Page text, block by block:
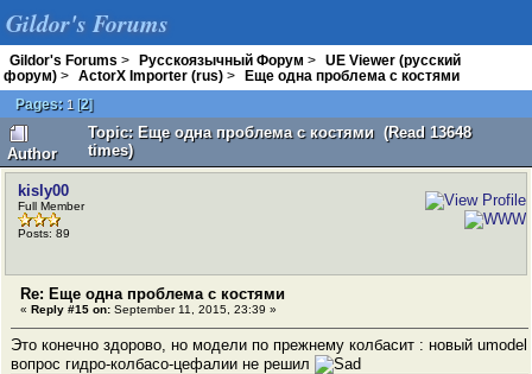
Gildor's Forums
Gildor's Forums > Русскоязычный Форум >
UE Viewer (русский
форум) > ActorX Importer (rus) >
Еще одна проблема с костями
Pages: 1 [2]
Author
Topic: Еще одна проблема с костями (Read 13648
times)
kisly00
Full Member
Posts: 89
Re: Еще одна проблема с костями
« Reply #15 on: September 11, 2015, 23:39 »
Это конечно здорово, но модели по прежнему колбасит : новый umodel
вопрос гидро-колбасо-цефалии не решил